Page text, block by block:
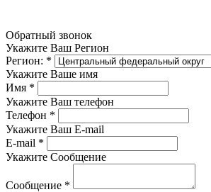
Обратный звонок
Укажите Ваш Регион
Регион: *
Укажите Ваше имя
Имя *
Укажите Ваш телефон
Телефон *
Укажите Ваш E-mail
E-mail *
Укажите Сообщение
Сообщение *